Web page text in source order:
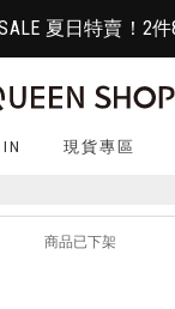
夏日特賣！2
現貨專區
商品已下架